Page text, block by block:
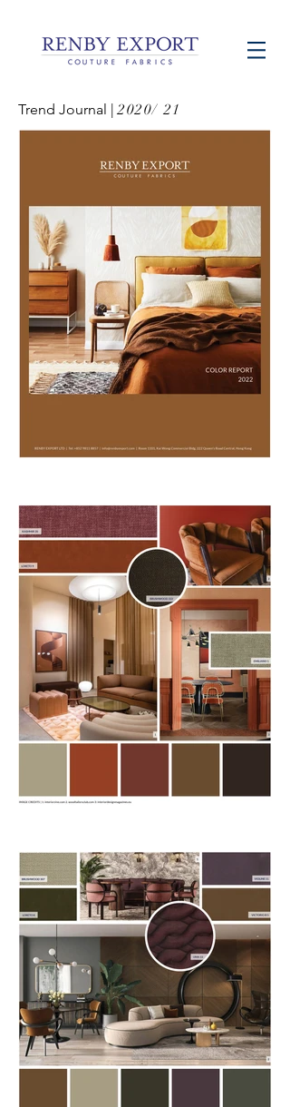
Trend Journal |2020/ 21